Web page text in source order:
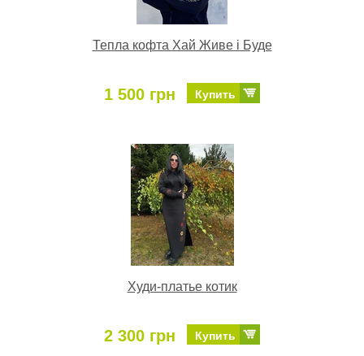
Тепла кофта Хай Живе і Буде
1 500 грн Купить
Худи-платье котик
2 300 грн Купить